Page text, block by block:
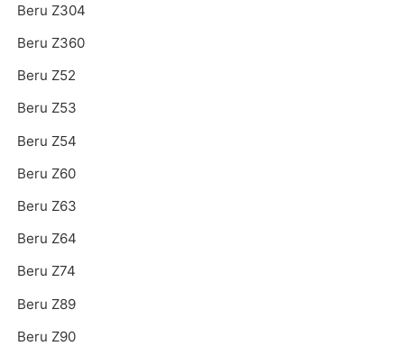
Beru Z304
Beru Z360
Beru Z52
Beru Z53
Beru Z54
Beru Z60
Beru Z63
Beru Z64
Beru Z74
Beru Z89
Beru Z90